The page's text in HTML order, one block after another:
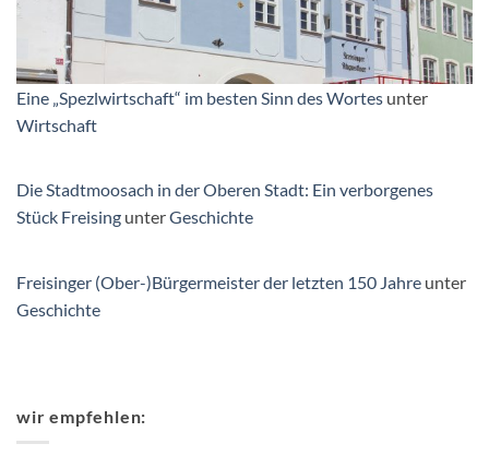
Eine „Spezlwirtschaft“ im besten Sinn des Wortes unter
Wirtschaft
Die Stadtmoosach in der Oberen Stadt: Ein verborgenes
Stück Freising unterGeschichte
Freisinger (Ober-)Bürgermeister der letzten 150 Jahre unter
Geschichte
wir empfehlen: